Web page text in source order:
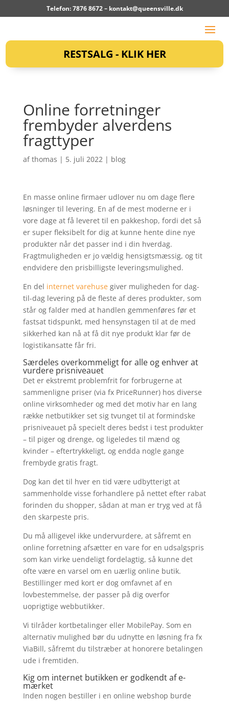
Telefon: 7876 8672 – kontakt@queensville.dk
RESTSALG - KLIK HER
Online forretninger
frembyder alverdens
fragttyper
afthomas | 5. juli 2022| blog
En masse online firmaer udlover nu om dage flere
løsninger til levering. En af de mest moderne er i
vore dage at få leveret til en pakkeshop, fordi det så
er super fleksibelt for dig at kunne hente dine nye
produkter når det passer ind i din hverdag.
Fragtmuligheden er jo vældig hensigtsmæssig, og tit
endvidere den prisbilligste leveringsmulighed.
En del internet varehusegiver muligheden for dag-
til-dag levering på de fleste af deres produkter, som
står og falder med at handlen gemmenføres før et
fastsat tidspunkt, med hensynstagen til at de med
sikkerhed kan nå at få dit nye produkt klar før de
logistikansatte får fri.
Særdeles overkommeligt for alle og enhver at
vurdere prisniveauet
Det er ekstremt problemfrit for forbrugerne at
sammenligne priser (via fx PriceRunner) hos diverse
online virksomheder og med det motiv har en lang
række netbutikker set sig tvunget til at formindske
prisniveauet på specielt deres bedst i test produkter
– til piger og drenge, og ligeledes til mænd og
kvinder – eftertrykkeligt, og endda nogle gange
frembyde gratis fragt.
Dog kan det til hver en tid være udbytterigt at
sammenholde visse forhandlere på nettet efter rabat
forinden du shopper, sådan at man er tryg ved at få
den skarpeste pris.
Du må alligevel ikke undervurdere, at såfremt en
online forretning afsætter en vare for en udsalgspris
som kan virke uendeligt fordelagtig, så kunne det
ofte være en varsel om en uærlig online butik.
Bestillinger med kort er dog omfavnet af en
lovbestemmelse, der passer på dig overfor
uoprigtige webbutikker.
Vi tilråder kortbetalinger eller MobilePay. Som en
alternativ mulighed bør du udnytte en løsning fra fx
ViaBill, såfremt du tilstræber at honorere betalingen
ude i fremtiden.
Kig om internet butikken er godkendt af e-
mærket
Inden nogen bestiller i en online webshop burde